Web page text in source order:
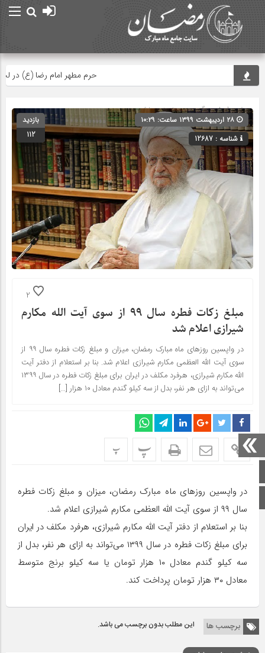
اینستاگرام
حرم مطهر امام رضا (ع) در لحظه
صفحه اصلی» گروه » دسته‌بندی نشده
شناسه : 12687
بازدید
112
2
مبلغ زکات فطره سال ۹۹ از سوی آیت الله مکارم
شیرازی اعلام شد
در واپسین روز‌های ماه مبارک رمضان، میزان و مبلغ زکات فطره سال ۹۹ از
سوی آیت الله العظمی مکارم شیرازی اعلام شد. بنا بر استعلام از دفتر آیت
الله مکارم شیرازی، هرفرد مکلف در ایران برای مبلغ زکات فطره در سال ۱۳۹۹
می‌تواند به ازای هر نفر، بدل از سه کیلو گندم معادل ۱۰ هزار […]
پ پ
در واپسین روز‌های ماه مبارک رمضان، میزان و مبلغ زکات فطره
سال ۹۹ از سوی آیت الله العظمی مکارم شیرازی اعلام شد.
بنا بر استعلام از دفتر آیت الله مکارم شیرازی، هرفرد مکلف در ایران
برای مبلغ زکات فطره در سال ۱۳۹۹ می‌تواند به ازای هر نفر، بدل از
سه کیلو گندم معادل ۱۰ هزار تومان یا سه کیلو برنج متوسط
معادل ۳۰ هزار تومان پرداخت کند.
برچسب ها این مطلب بدون برچسب می باشد.